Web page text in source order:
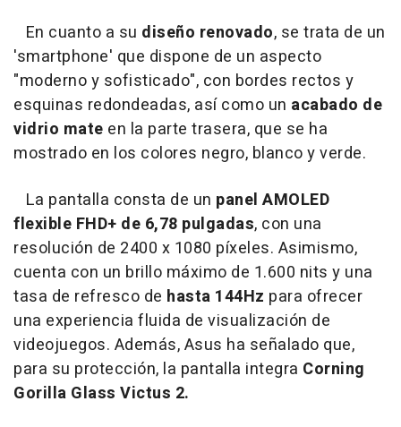
En cuanto a su diseño renovado, se trata de un
'smartphone' que dispone de un aspecto
"moderno y sofisticado", con bordes rectos y
esquinas redondeadas, así como un acabado de
vidrio mate en la parte trasera, que se ha
mostrado en los colores negro, blanco y verde.
La pantalla consta de un panel AMOLED
flexible FHD+ de 6,78 pulgadas, con una
resolución de 2400 x 1080 píxeles. Asimismo,
cuenta con un brillo máximo de 1.600 nits y una
tasa de refresco de hasta 144Hz para ofrecer
una experiencia fluida de visualización de
videojuegos. Además, Asus ha señalado que,
para su protección, la pantalla integra Corning
Gorilla Glass Victus 2.